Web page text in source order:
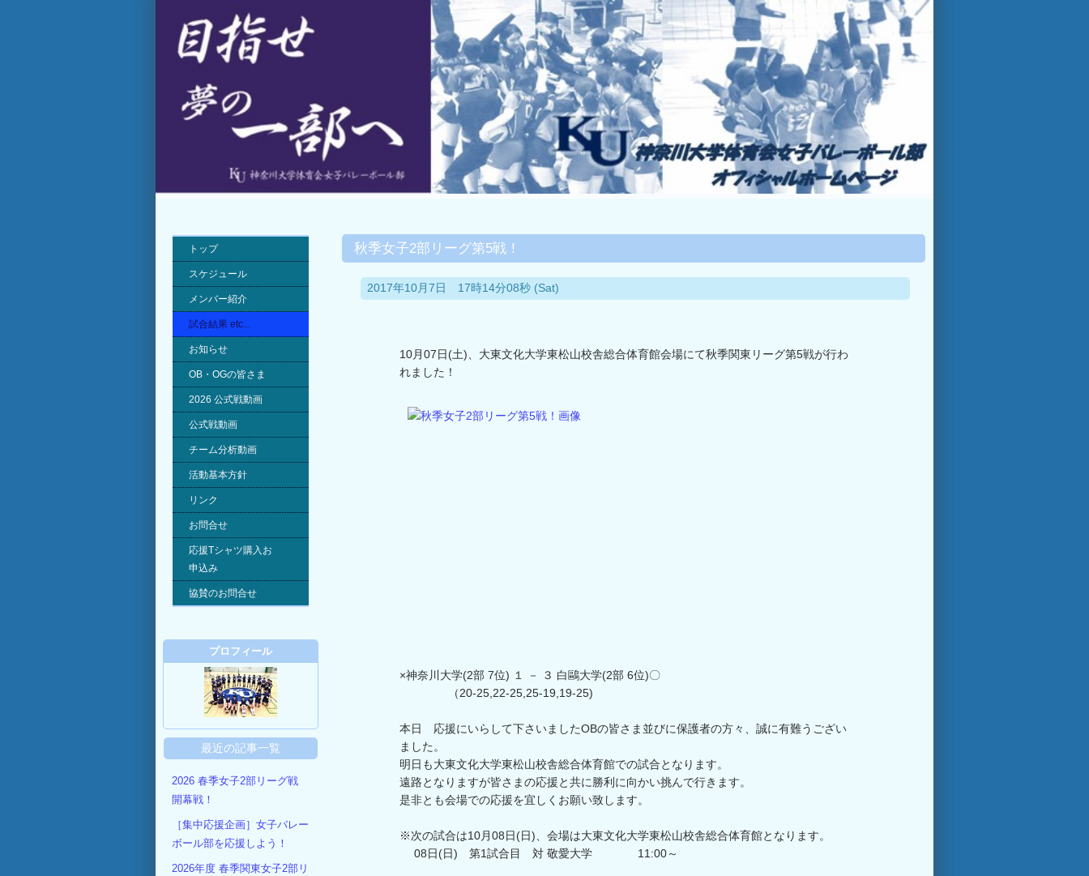
秋季女子2部リーグ第5戦！
2017年10月7日 17時14分08秒 (Sat)
10月07日(土)、大東文化大学東松山校舎総合体育館会場にて秋季関東リーグ第5戦が行わ
れました！
×神奈川大学(2部 7位) １ － ３ 白鷗大学(2部 6位)〇
（20-25,22-25,25-19,19-25)
本日 応援にいらして下さいましたOBの皆さま並びに保護者の方々、誠に有難うござい
ました。
明日も大東文化大学東松山校舎総合体育館での試合となります。
遠路となりますが皆さまの応援と共に勝利に向かい挑んで行きます。
是非とも会場での応援を宜しくお願い致します。
※次の試合は10月08日(日)、会場は大東文化大学東松山校舎総合体育館となります。
08日(日) 第1試合目 対 敬愛大学 11:00～
トップ
スケジュール
メンバー紹介
試合結果 etc...
お知らせ
OB・OGの皆さま
2026 公式戦動画
公式戦動画
チーム分析動画
活動基本方針
リンク
お問合せ
応援Tシャツ購入お
申込み
協賛のお問合せ
プロフィール
最近の記事一覧
2026 春季女子2部リーグ戦
開幕戦！
［集中応援企画］女子バレー
ボール部を応援しよう！
2026年度 春季関東女子2部リ